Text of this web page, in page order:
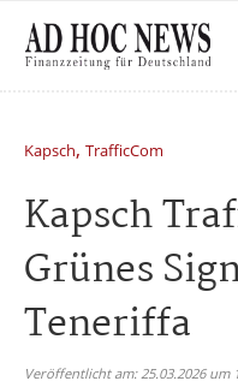
Kapsch, TrafficCom
Kapsch
Grünes
Teneriffa
Veröffentlicht am: 25.03.2026